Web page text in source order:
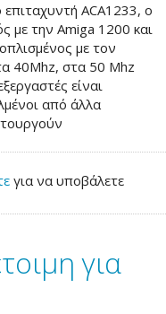
ACA1233, ο
με την Amiga 1200 και
με τον
40Mhz, στα 50 Mhz
είναι
από άλλα
για να υποβάλετε
για